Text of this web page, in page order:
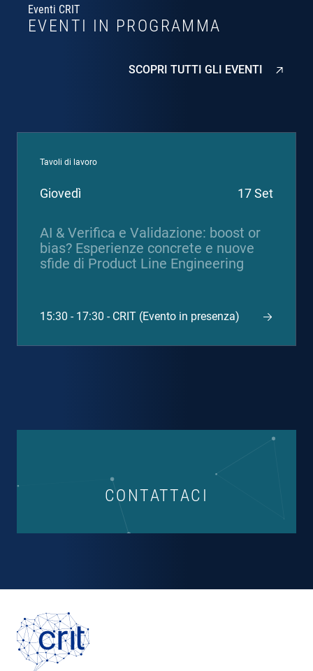
Eventi CRIT
EVENTI IN PROGRAMMA
SCOPRI TUTTI GLI EVENTI
Tavoli di lavoro
Giovedì 17 Set
AI & Verifica e Validazione: boost or
bias? Esperienze concrete e nuove
sfide di Product Line Engineering
15:30 - 17:30 - CRIT (Evento in presenza)
CONTATTACI